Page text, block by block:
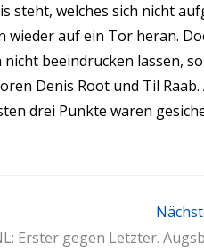
steht, welches sich nicht
auf ein Tor heran.
beeindrucken lassen,
Denis Root und Til Raab.
drei Punkte waren
Erster gegen Letzter.